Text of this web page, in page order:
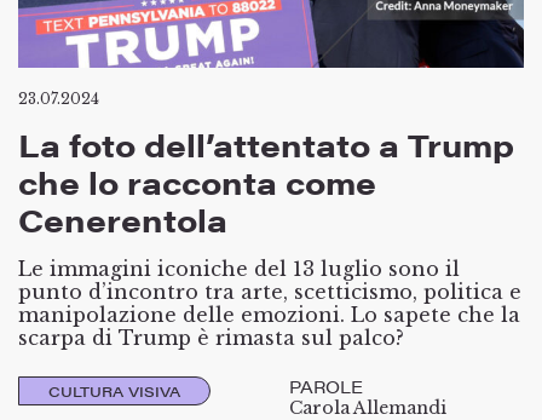
23.07.2024
La foto dell’attentato a Trump
che lo racconta come
Cenerentola
Le immagini iconiche del 13 luglio sono il
punto d’incontro tra arte, scetticismo, politica e
manipolazione delle emozioni. Lo sapete che la
scarpa di Trump è rimasta sul palco?
CULTURA VISIVA PAROLE
Carola Allemandi